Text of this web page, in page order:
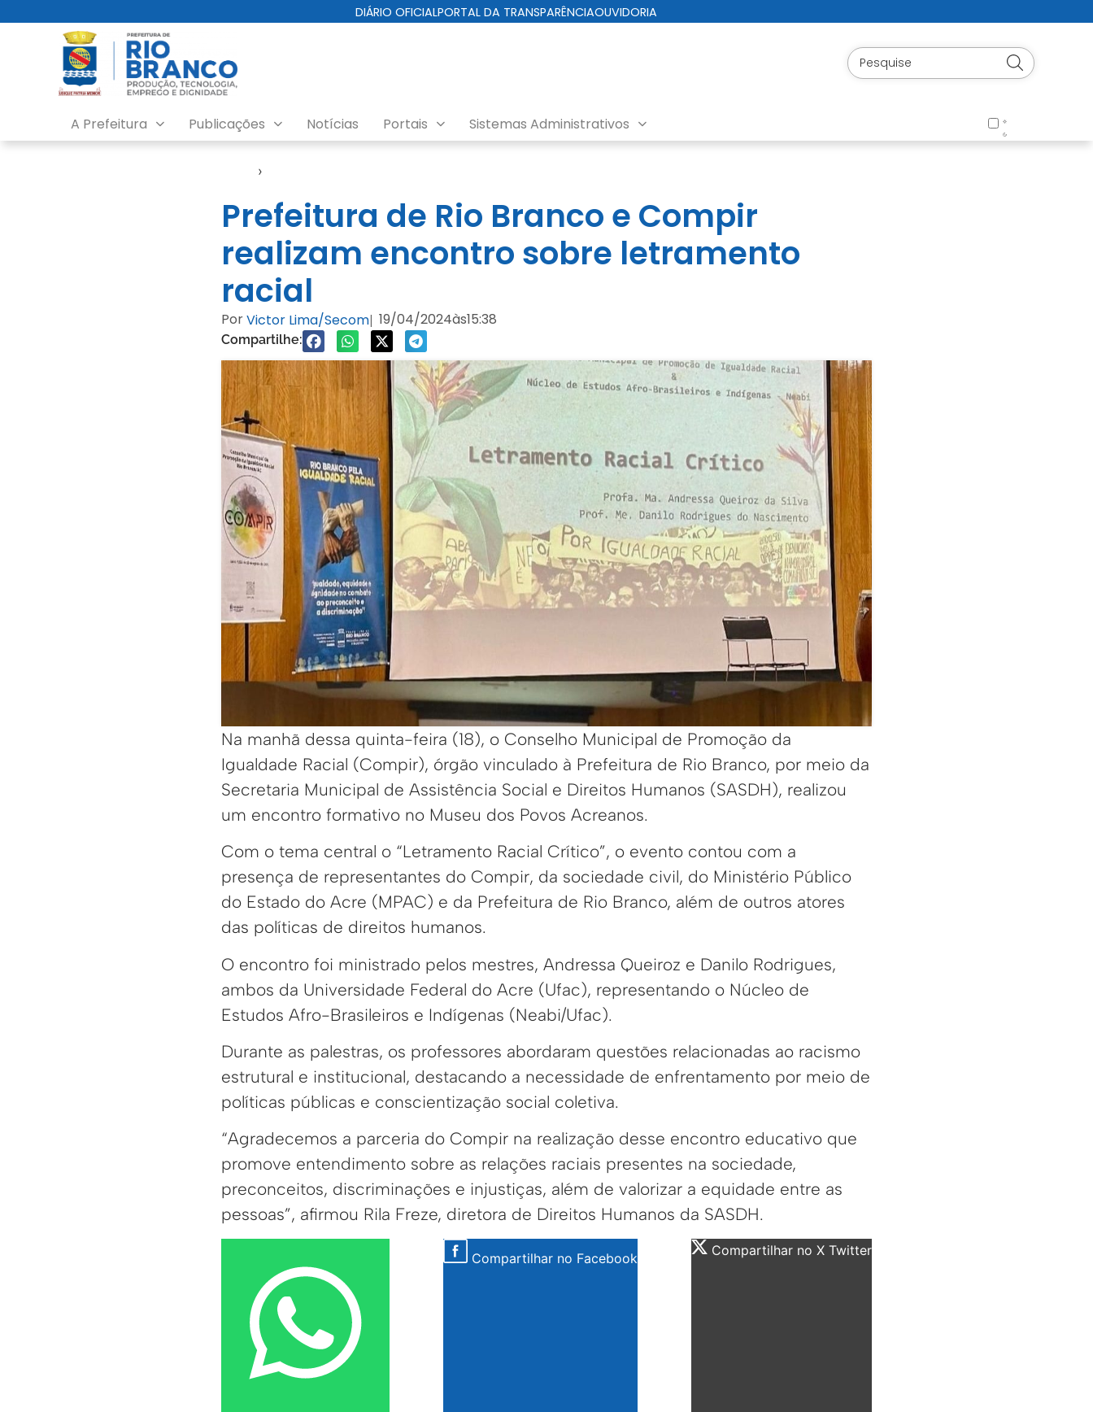
DIÁRIO OFICIALPORTAL DA TRANSPARÊNCIAOUVIDORIA
A Prefeitura Publicações Notícias Portais Sistemas Administrativos
›
Prefeitura de Rio Branco e Compir
realizam encontro sobre letramento
racial
PorVictor Lima/Secom| 19/04/2024às15:38
Compartilhe:
Na manhã dessa quinta-feira (18), o Conselho Municipal de Promoção da
Igualdade Racial (Compir), órgão vinculado à Prefeitura de Rio Branco, por meio da
Secretaria Municipal de Assistência Social e Direitos Humanos (SASDH), realizou
um encontro formativo no Museu dos Povos Acreanos.
Com o tema central o “Letramento Racial Crítico”, o evento contou com a
presença de representantes do Compir, da sociedade civil, do Ministério Público
do Estado do Acre (MPAC) e da Prefeitura de Rio Branco, além de outros atores
das políticas de direitos humanos.
O encontro foi ministrado pelos mestres, Andressa Queiroz e Danilo Rodrigues,
ambos da Universidade Federal do Acre (Ufac), representando o Núcleo de
Estudos Afro-Brasileiros e Indígenas (Neabi/Ufac).
Durante as palestras, os professores abordaram questões relacionadas ao racismo
estrutural e institucional, destacando a necessidade de enfrentamento por meio de
políticas públicas e conscientização social coletiva.
“Agradecemos a parceria do Compir na realização desse encontro educativo que
promove entendimento sobre as relações raciais presentes na sociedade,
preconceitos, discriminações e injustiças, além de valorizar a equidade entre as
pessoas”, afirmou Rila Freze, diretora de Direitos Humanos da SASDH.
Compartilhar no Facebook Compartilhar no X Twitter